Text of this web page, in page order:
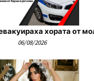
хората от
06/08/2026